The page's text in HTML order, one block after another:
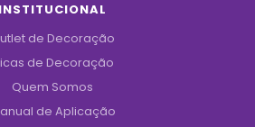
INSTITUCIONAL
de Decoração
de Decoração
Quem Somos
de Aplicação